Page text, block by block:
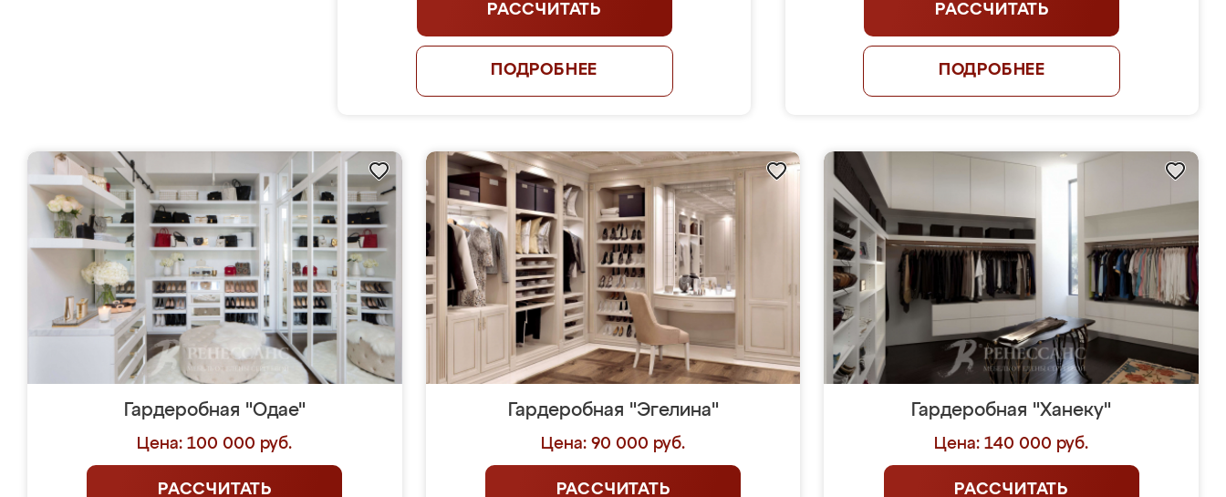
РАССЧИТАТЬ
ПОДРОБНЕЕ
РАССЧИТАТЬ
ПОДРОБНЕЕ
Гардеробная "Одае"
Цена: 100 000 руб.
РАССЧИТАТЬ
Гардеробная "Эгелина"
Цена: 90 000 руб.
РАССЧИТАТЬ
Гардеробная "Ханеку"
Цена: 140 000 руб.
РАССЧИТАТЬ